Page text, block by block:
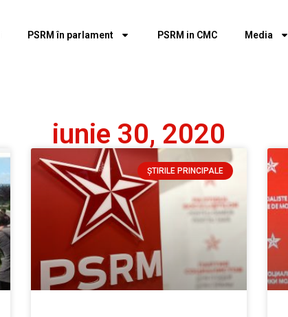
PSRM în parlament PSRM in CMC Media
iunie 30, 2020
ȘTIRILE PRINCIPALE